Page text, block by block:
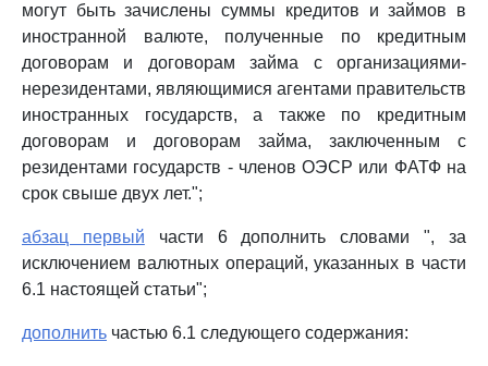
могут быть зачислены суммы кредитов и займов в
иностранной валюте, полученные по кредитным
договорам и договорам займа с организациями-
нерезидентами, являющимися агентами правительств
иностранных государств, а также по кредитным
договорам и договорам займа, заключенным с
резидентами государств - членов ОЭСР или ФАТФ на
срок свыше двух лет.";
абзац первый части 6 дополнить словами ", за
исключением валютных операций, указанных в части
6.1 настоящей статьи";
дополнить частью 6.1 следующего содержания: